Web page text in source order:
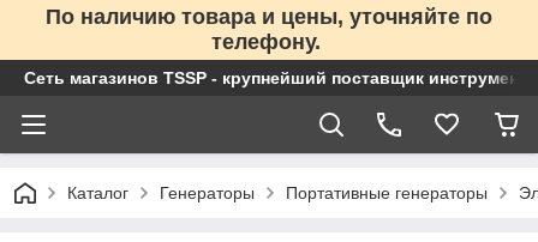
По наличию товара и цены, уточняйте по
телефону.
Сеть магазинов TSSP - крупнейший поставщик
Каталог Генераторы Портативные генераторы